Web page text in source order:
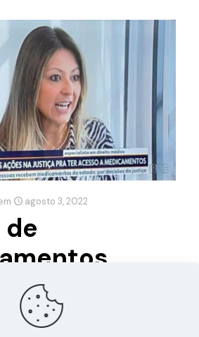
agosto 3, 2022
SUS
Melissa Kanda sobre o aumento